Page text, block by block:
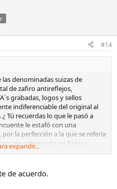
#14
denominadas suizas de
de zafiro antireflejos,
grabadas, logos y sellos
indiferenciable del original al
Tú recuerdas lo que le pasó a
le estafó con una
la perfección a la que se refería
ojo sobre todo en Rolex y
falsificaciones en casi todas las
su facilidad de " salida ". En
un auténtico acto de fe y una
expandir...
de acuerdo.